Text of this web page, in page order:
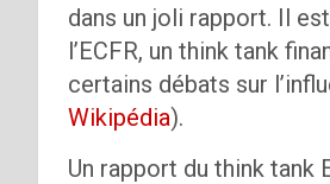
dans un joli rapport. Il
l’ECFR, un think tank
certains débats sur
Wikipédia).
Un rapport du think tank